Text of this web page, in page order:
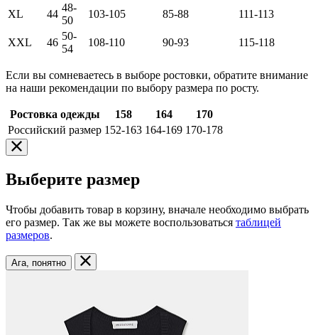
XL 44
48-
50
103-105 85-88 111-113
XXL 46
50-
54
108-110 90-93 115-118
Если вы сомневаетесь в выборе ростовки, обратите внимание
на наши рекомендации по выбору размера по росту.
Ростовка одежды 158 164
170
Российский размер 152-163 164-169 170-178
Выберите размер
Чтобы добавить товар в корзину, вначале необходимо выбрать
его размер. Так же вы можете воспользоваться таблицей
размеров.
Ага, понятно